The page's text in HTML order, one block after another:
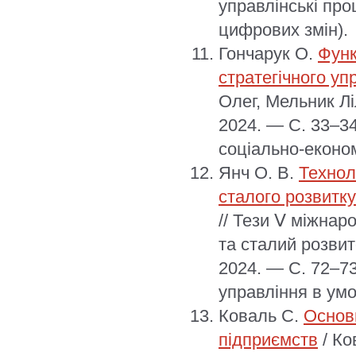
управлінські
цифрових змін).
Гончарук О.
стратегічного
Олег, Мельник
2024. — С. 33–34.
соціально-
Янч О. В.
сталого
// Тези Ⅴ
та сталий
2024. — С. 72–73.
управління в
Коваль С.
підприємств /